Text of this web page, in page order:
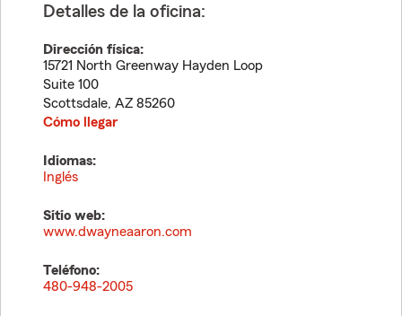
Detalles de la oficina:
Dirección física:
15721 North Greenway Hayden Loop
Suite 100
Scottsdale, AZ 85260
Cómo llegar
Idiomas:
Inglés
Sitio web:
www.dwayneaaron.com
Teléfono:
480-948-2005